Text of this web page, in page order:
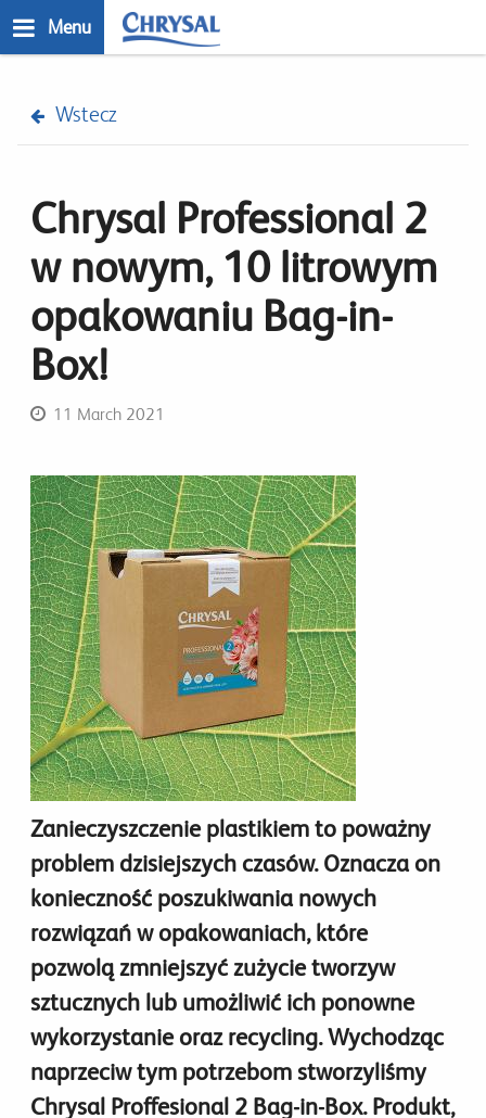
do
Menu
Wstecz
Chrysal Professional 2
w nowym, 10 litrowym
opakowaniu Bag-in-
Box!
11 March 2021
Zanieczyszczenie plastikiem to poważny
problem dzisiejszych czasów. Oznacza on
konieczność poszukiwania nowych
rozwiązań w opakowaniach, które
pozwolą zmniejszyć zużycie tworzyw
sztucznych lub umożliwić ich ponowne
wykorzystanie oraz recycling. Wychodząc
naprzeciw tym potrzebom stworzyliśmy
Chrysal Proffesional 2 Bag-in-Box. Produkt,